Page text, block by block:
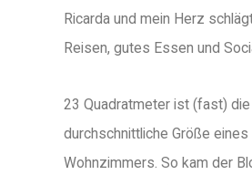
Ricarda und mein Herz
Reisen, gutes Essen und
23 Quadratmeter ist (fast) die
durchschnittliche Größe
Wohnzimmers. So kam der